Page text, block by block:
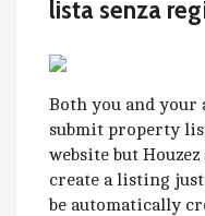
lista senza
Both you and your
submit property
website but
create a listing
be automatically